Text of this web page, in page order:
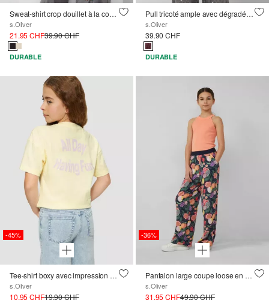
Sweat-shirt crop douillet à la coupe oversize et à l'imprimé chatoyant
s.Oliver
21.95 CHF39.90 CHF
DURABLE
Pull tricoté ample avec dégradé de couleurs
s.Oliver
39.90 CHF
DURABLE
-45%
Tee-shirt boxy avec impression au dos
s.Oliver
10.95 CHF19.90 CHF
-36%
Pantalon large coupe loose en viscose
s.Oliver
31.95 CHF49.90 CHF